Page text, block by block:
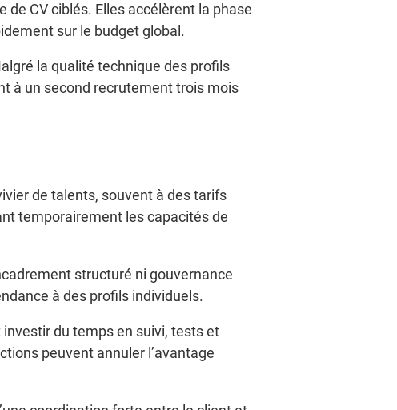
CV ciblés. Elles accélèrent la phase
sur le budget global.
la qualité technique des profils
à un second recrutement trois mois
de talents, souvent à des tarifs
temporairement les capacités de
structuré ni gouvernance
à des profils individuels.
du temps en suivi, tests et
peuvent annuler l’avantage